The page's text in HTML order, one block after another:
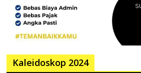
Kaleidoskop 2024